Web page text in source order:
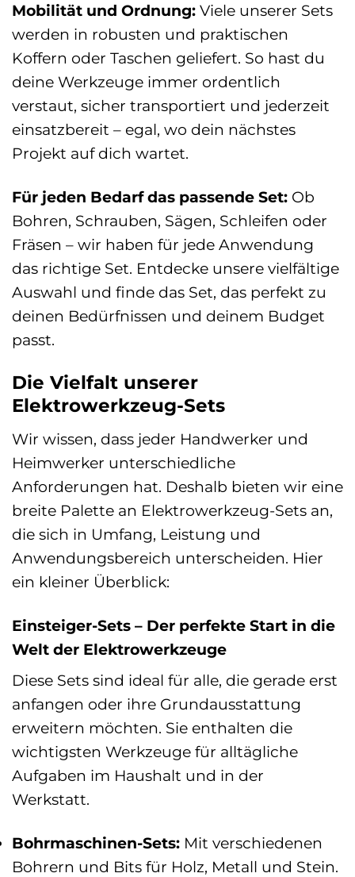
Mobilität und Ordnung: Viele unserer Sets
werden in robusten und praktischen
Koffern oder Taschen geliefert. So hast du
deine Werkzeuge immer ordentlich
verstaut, sicher transportiert und jederzeit
einsatzbereit – egal, wo dein nächstes
Projekt auf dich wartet.
Für jeden Bedarf das passende Set: Ob
Bohren, Schrauben, Sägen, Schleifen oder
Fräsen – wir haben für jede Anwendung
das richtige Set. Entdecke unsere vielfältige
Auswahl und finde das Set, das perfekt zu
deinen Bedürfnissen und deinem Budget
passt.
Die Vielfalt unserer
Elektrowerkzeug-Sets
Wir wissen, dass jeder Handwerker und
Heimwerker unterschiedliche
Anforderungen hat. Deshalb bieten wir eine
breite Palette an Elektrowerkzeug-Sets an,
die sich in Umfang, Leistung und
Anwendungsbereich unterscheiden. Hier
ein kleiner Überblick:
Einsteiger-Sets – Der perfekte Start in die
Welt der Elektrowerkzeuge
Diese Sets sind ideal für alle, die gerade erst
anfangen oder ihre Grundausstattung
erweitern möchten. Sie enthalten die
wichtigsten Werkzeuge für alltägliche
Aufgaben im Haushalt und in der
Werkstatt.
Bohrmaschinen-Sets: Mit verschiedenen
Bohrern und Bits für Holz, Metall und Stein.